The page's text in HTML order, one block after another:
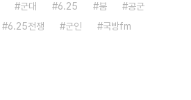
군대 6.25 붐
공군
6.25전쟁 군인 국방fm